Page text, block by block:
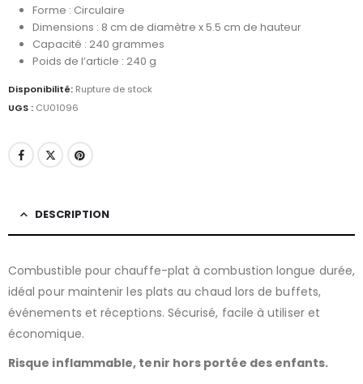
Forme : Circulaire
Dimensions : 8 cm de diamètre x 5.5 cm de hauteur
Capacité : 240 grammes
Poids de l’article : 240 g
Disponibilité: Rupture de stock
UGS : CU01096
DESCRIPTION
Combustible pour chauffe-plat à combustion longue durée,
idéal pour maintenir les plats au chaud lors de buffets,
événements et réceptions. Sécurisé, facile à utiliser et
économique.
Risque inflammable, tenir hors portée des enfants.